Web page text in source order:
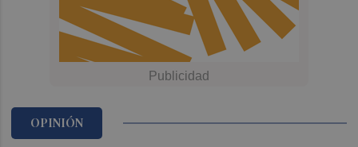
OPINIÓN